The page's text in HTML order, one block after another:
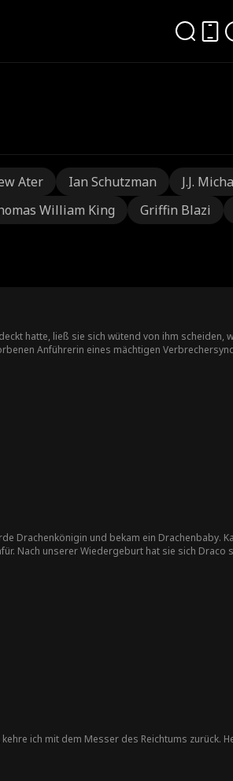
Ater Ian Schutzman J.J.
William King Griffin Blazi
hatte, ließ sie sich wütend von ihm scheiden,
Anführerin eines mächtigen
Drachenkönigin und bekam ein Drachenbaby.
Nach unserer Wiedergeburt hat sie sich
ich mit dem Messer des Reichtums zurück.